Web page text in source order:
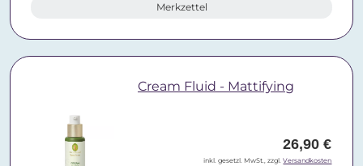
Merkzettel
Cream Fluid - Mattifying
26,90 €
inkl. gesetzl. MwSt., zzgl.Versandkosten